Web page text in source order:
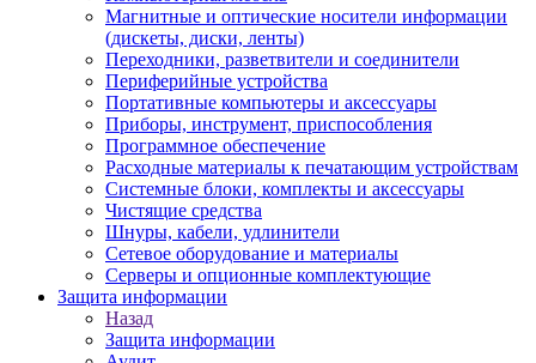
Магнитные и оптические носители информации
(дискеты, диски, ленты)
Переходники, разветвители и соединители
Периферийные устройства
Портативные компьютеры и аксессуары
Приборы, инструмент, приспособления
Программное обеспечение
Расходные материалы к печатающим устройствам
Системные блоки, комплекты и аксессуары
Чистящие средства
Шнуры, кабели, удлинители
Сетевое оборудование и материалы
Серверы и опционные комплектующие
Защита информации
Назад
Защита информации